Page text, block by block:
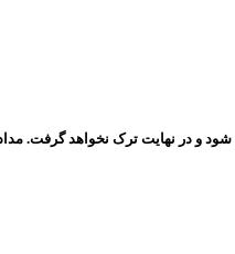
ترک نخواهد گرفت. مداد لب